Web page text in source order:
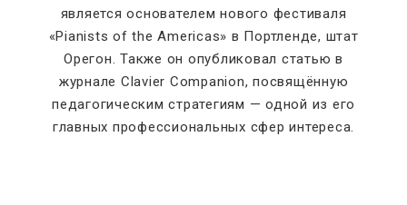
является основателем нового фестиваля
«Pianists of the Americas» в Портленде, штат
Орегон. Также он опубликовал статью в
журнале Clavier Companion, посвящённую
педагогическим стратегиям — одной из его
главных профессиональных сфер интереса.